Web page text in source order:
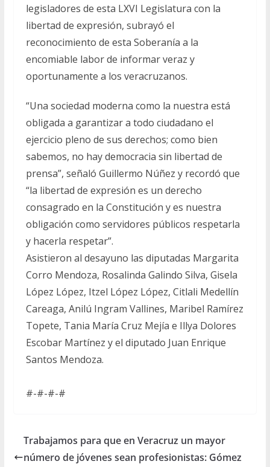
legisladores de esta LXVI Legislatura con la
libertad de expresión, subrayó el
reconocimiento de esta Soberanía a la
encomiable labor de informar veraz y
oportunamente a los veracruzanos.
“Una sociedad moderna como la nuestra está
obligada a garantizar a todo ciudadano el
ejercicio pleno de sus derechos; como bien
sabemos, no hay democracia sin libertad de
prensa”, señaló Guillermo Núñez y recordó que
“la libertad de expresión es un derecho
consagrado en la Constitución y es nuestra
obligación como servidores públicos respetarla
y hacerla respetar”.
Asistieron al desayuno las diputadas Margarita
Corro Mendoza, Rosalinda Galindo Silva, Gisela
López López, Itzel López López, Citlali Medellín
Careaga, Anilú Ingram Vallines, Maribel Ramírez
Topete, Tania María Cruz Mejía e Illya Dolores
Escobar Martínez y el diputado Juan Enrique
Santos Mendoza.
#-#-#-#
Trabajamos para que en Veracruz un mayor
número de jóvenes sean profesionistas: Gómez